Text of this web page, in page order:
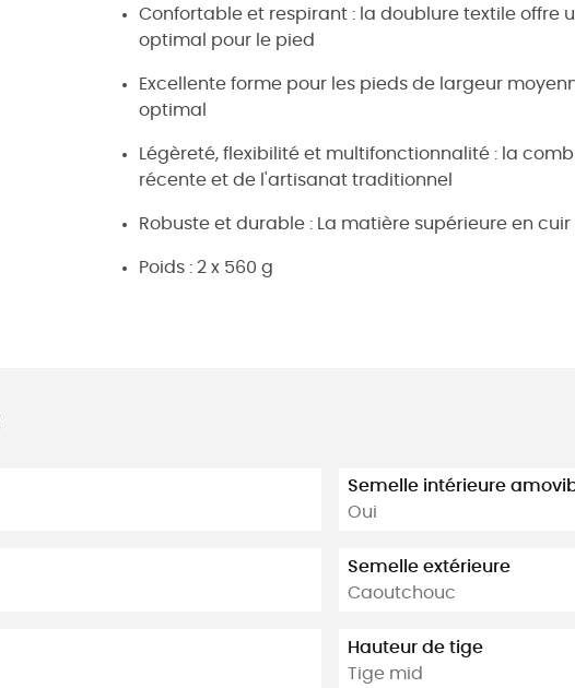
Confortable et respirant : la doublure textile offre
optimal pour le pied
Excellente forme pour les pieds de largeur
optimal
Légèreté, flexibilité et multifonctionnalité : la
récente et de l'artisanat traditionnel
Robuste et durable : La matière supérieure en
Poids : 2 x 560 g
Semelle intérieure
Oui
Semelle extérieure
Caoutchouc
Hauteur de tige
Tige mid